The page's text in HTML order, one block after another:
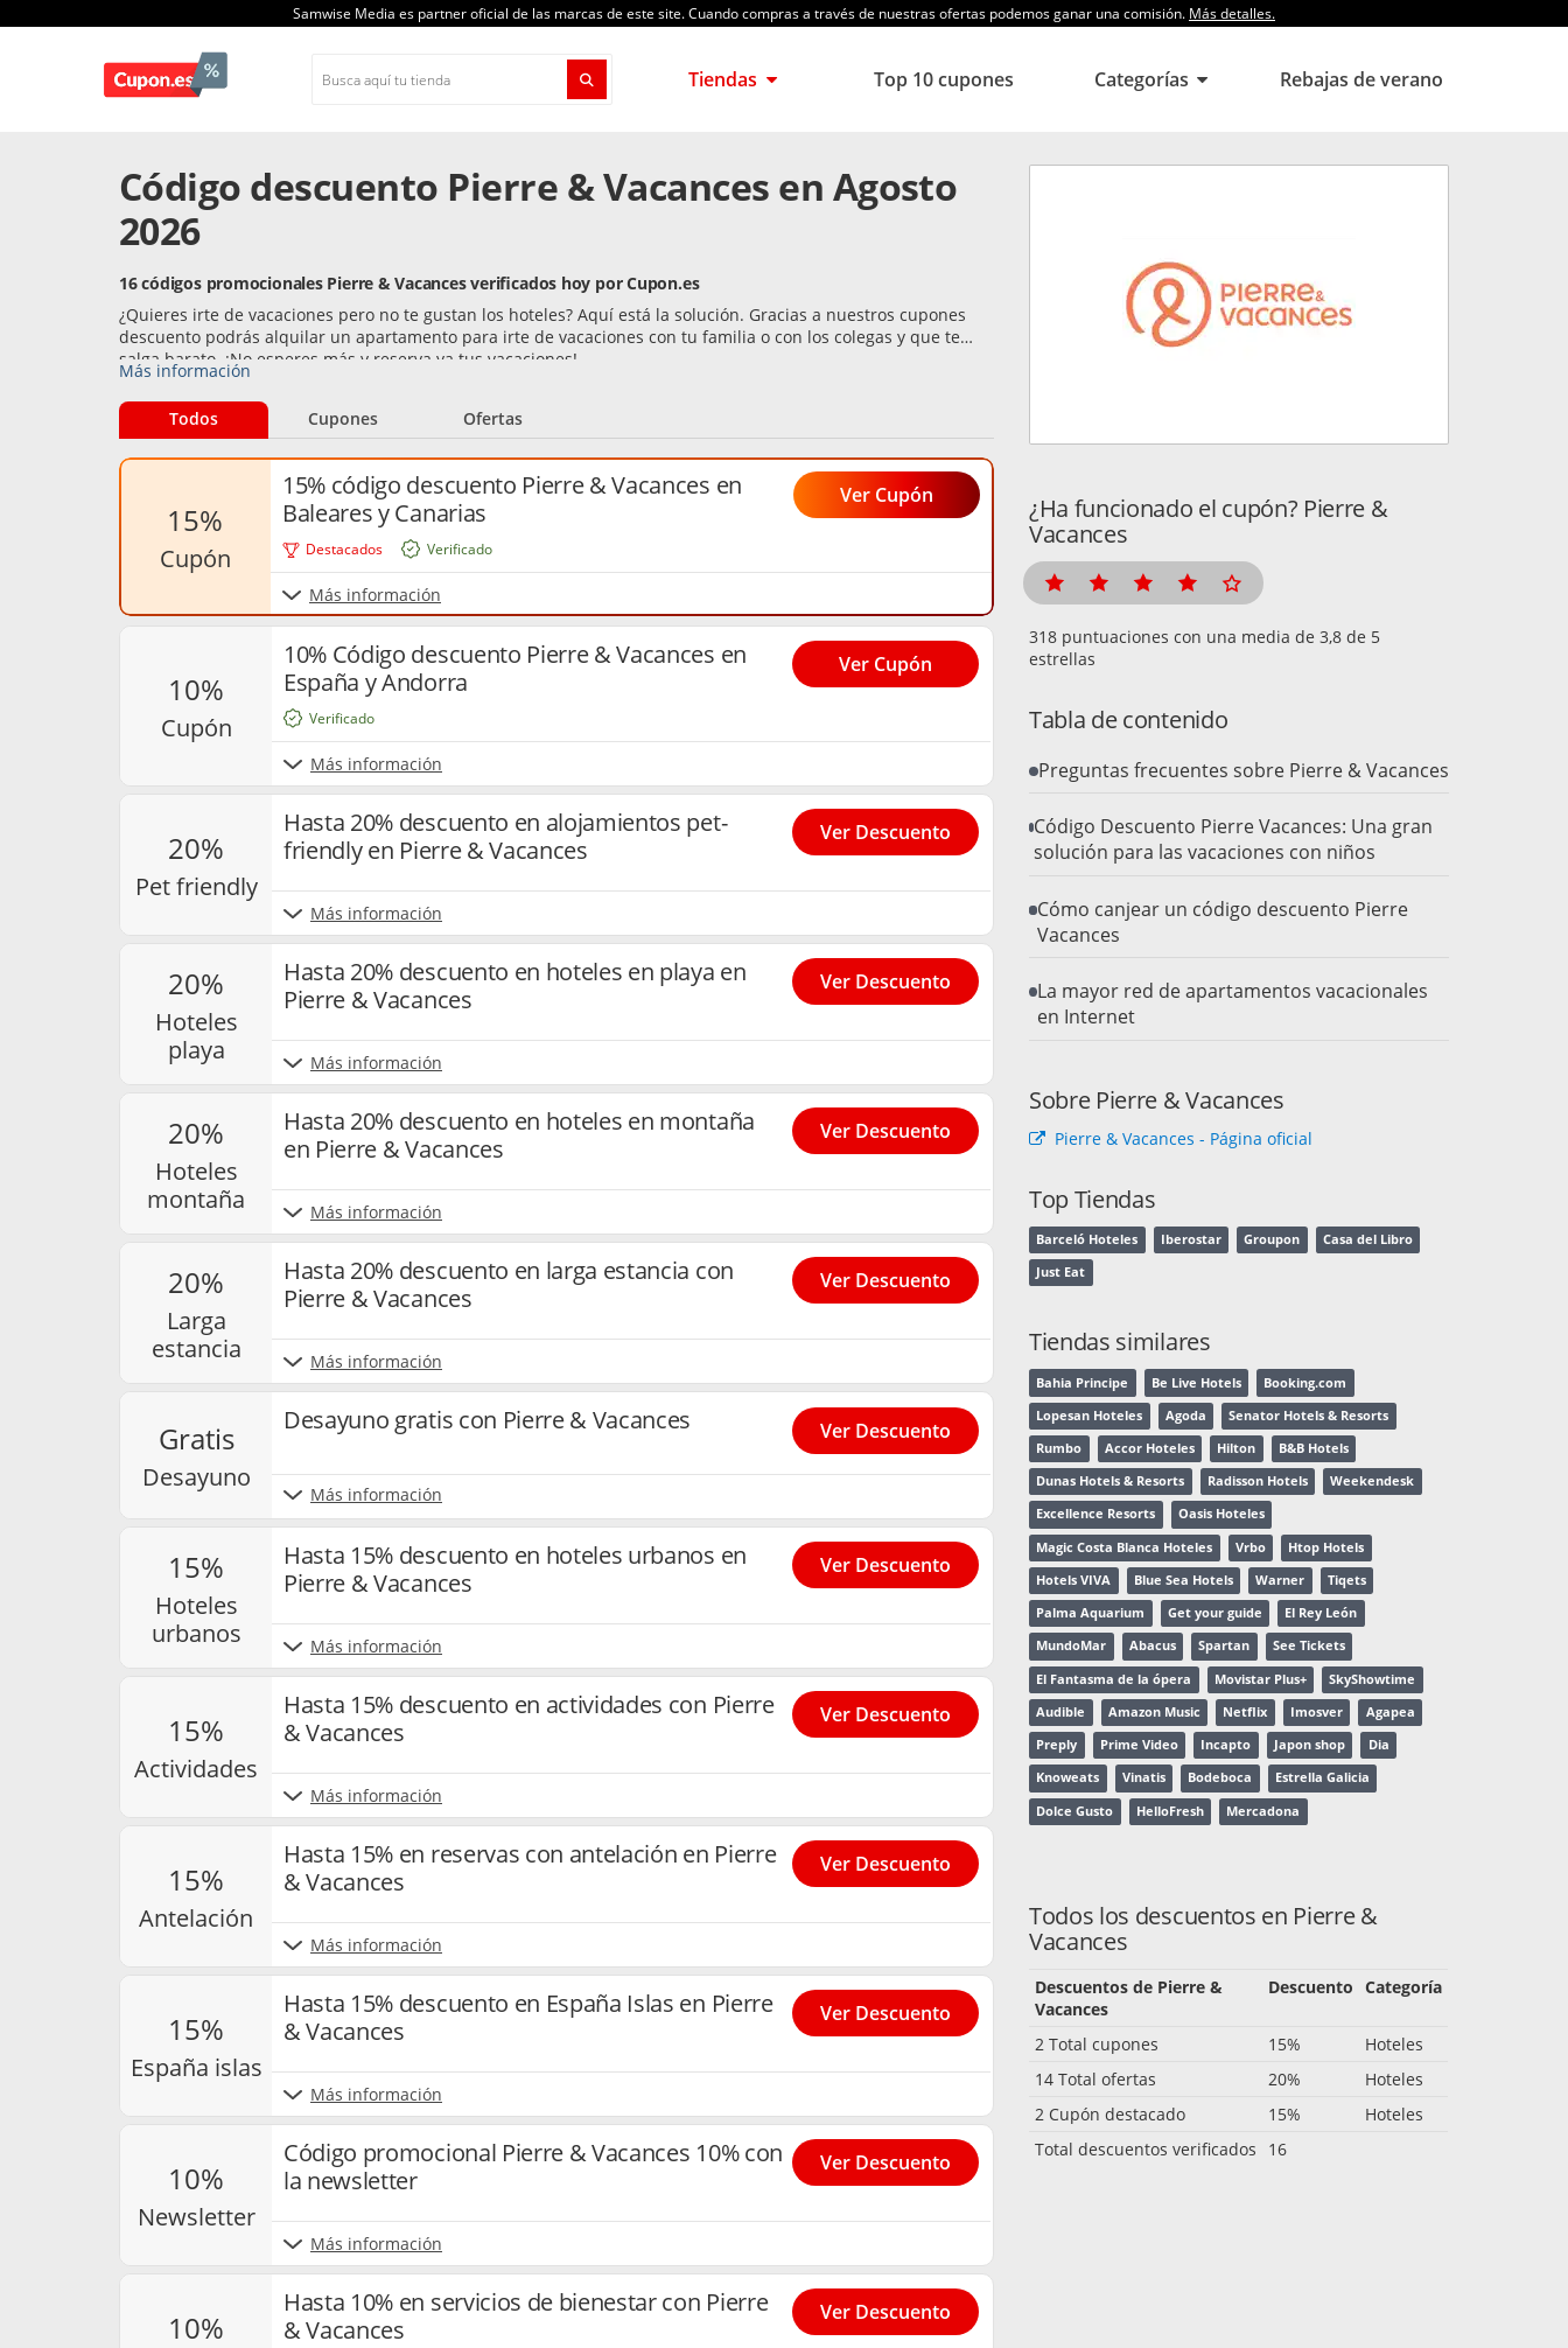
Samwise Media es partner oficial de las marcas de este site. Cuando compras a través de nuestras ofertas podemos ganar una comisión. Más detalles.
Tiendas Top 10 cupones Categorías Rebajas de verano
Código descuento Pierre & Vacances en Agosto
2026
16 códigos promocionales Pierre & Vacances verificados hoy por Cupon.es
¿Quieres irte de vacaciones pero no te gustan los hoteles? Aquí está la solución. Gracias a nuestros cupones
descuento podrás alquilar un apartamento para irte de vacaciones con tu familia o con los colegas y que te
salga barato. ¡No esperes más y reserva ya tus vacaciones!
Más información
Todos Cupones Ofertas
Destacados
15%
cupón
15% código descuento Pierre & Vacances en
Baleares y Canarias
Más información
Verificado
Ver Cupón
10%
cupón
10% Código descuento Pierre & Vacances en
España y Andorra
Más información
Verificado
Ver Cupón
20%
pet friendly
Hasta 20% descuento en alojamientos pet-
friendly en Pierre & Vacances
Más información
Ver Descuento
20%
hoteles
playa
Hasta 20% descuento en hoteles en playa en
Pierre & Vacances
Más información
Ver Descuento
20%
hoteles
montaña
Hasta 20% descuento en hoteles en montaña
en Pierre & Vacances
Más información
Ver Descuento
20%
larga
estancia
Hasta 20% descuento en larga estancia con
Pierre & Vacances
Más información
Ver Descuento
gratis
desayuno
Desayuno gratis con Pierre & Vacances
Más información
Ver Descuento
15%
hoteles
urbanos
Hasta 15% descuento en hoteles urbanos en
Pierre & Vacances
Más información
Ver Descuento
15%
actividades
Hasta 15% descuento en actividades con Pierre
& Vacances
Más información
Ver Descuento
15%
antelación
Hasta 15% en reservas con antelación en Pierre
& Vacances
Más información
Ver Descuento
15%
españa islas
Hasta 15% descuento en España Islas en Pierre
& Vacances
Más información
Ver Descuento
10%
newsletter
Código promocional Pierre & Vacances 10% con
la newsletter
Más información
Ver Descuento
10%
Hasta 10% en servicios de bienestar con Pierre
& Vacances
Ver Descuento
¿Ha funcionado el cupón? Pierre &
Vacances
puntuaciones con una media de
de 5
estrellas
Tabla de contenido
Preguntas frecuentes sobre Pierre & Vacances
Código Descuento Pierre Vacances: Una gran
solución para las vacaciones con niños
Cómo canjear un código descuento Pierre
Vacances
La mayor red de apartamentos vacacionales
en Internet
Sobre Pierre & Vacances
Pierre & Vacances - Página oficial
Top Tiendas
Barceló Hoteles Iberostar Groupon Casa del Libro
Just Eat
Tiendas similares
Bahia Principe Be Live Hotels Booking.com
Lopesan Hoteles Agoda Senator Hotels & Resorts
Rumbo Accor Hoteles Hilton B&B Hotels
Dunas Hotels & Resorts Radisson Hotels Weekendesk
Excellence Resorts Oasis Hoteles
Magic Costa Blanca Hoteles Vrbo Htop Hotels
Hotels VIVA Blue Sea Hotels Warner Tiqets
Palma Aquarium Get your guide El Rey León
MundoMar Abacus Spartan See Tickets
El Fantasma de la ópera Movistar Plus+ SkyShowtime
Audible Amazon Music Netflix Imosver Agapea
Preply Prime Video Incapto Japon shop Dia
Knoweats Vinatis Bodeboca Estrella Galicia
Dolce Gusto HelloFresh Mercadona
Todos los descuentos en Pierre &
Vacances
Descuentos de Pierre &
Vacances
Descuento Categoría
2 Total cupones 15%
Hoteles
14 Total ofertas
20%
Hoteles
2 Cupón destacado
15%
Hoteles
Total descuentos verificados
16